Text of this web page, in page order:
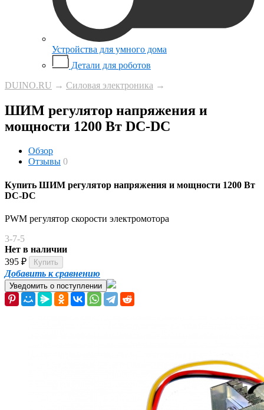
Устройства для умного дома
Детали для роботов
DUINO.RU → Силовая электроника →
ШИМ регулятор напряжения и
мощности 1200 Вт DC-DC
Обзор
Отзывы 0
Купить ШИМ регулятор напряжения и мощности 1200 Вт
DC-DC
PWM регулятор скорости электромотора
3-7-5
Нет в наличии
395 ₽
Добавить к сравнению
Уведомить о поступлении